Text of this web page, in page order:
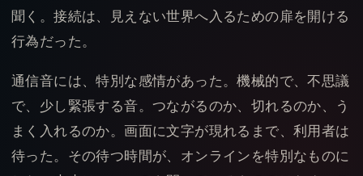
聞く。接続は、見えない世界へ入るための扉を開ける
行為だった。
通信音には、特別な感情があった。機械的で、不思議
で、少し緊張する音。つながるのか、切れるのか、う
まく入れるのか。画面に文字が現れるまで、利用者は
待った。その待つ時間が、オンラインを特別なものに